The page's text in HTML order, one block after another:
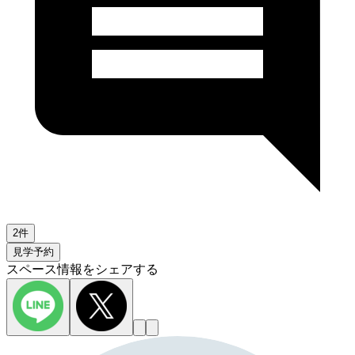
2件
見学予約
スペース情報をシェアする